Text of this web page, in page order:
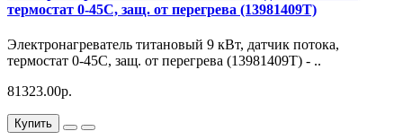
термостат 0-45С, защ. от перегрева (13981409T)
Электронагреватель титановый 9 кВт, датчик потока,
термостат 0-45С, защ. от перегрева (13981409T) - ..
81323.00р.
Купить